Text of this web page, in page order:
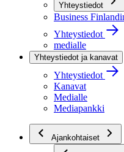
Yhteystiedot
Business
Yhteystiedot
medialle
Yhteystiedot ja kanavat
Yhteystiedot
Kanavat
Medialle
Mediapankki
Ajankohtaiset